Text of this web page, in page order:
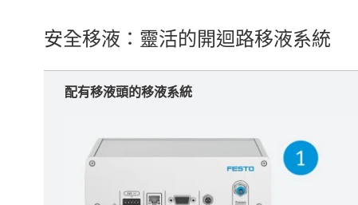
安全移液：靈活的開迴路移液系統
配有移液頭的移液系統